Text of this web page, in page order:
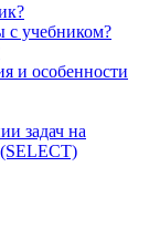
с учебником?
и особенности
задач на